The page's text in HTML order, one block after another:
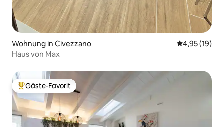
Wohnung in Civezzano
4,95 (19)
Haus von Max
Beliebter Gäste-Favorit.
Gäste-Favorit